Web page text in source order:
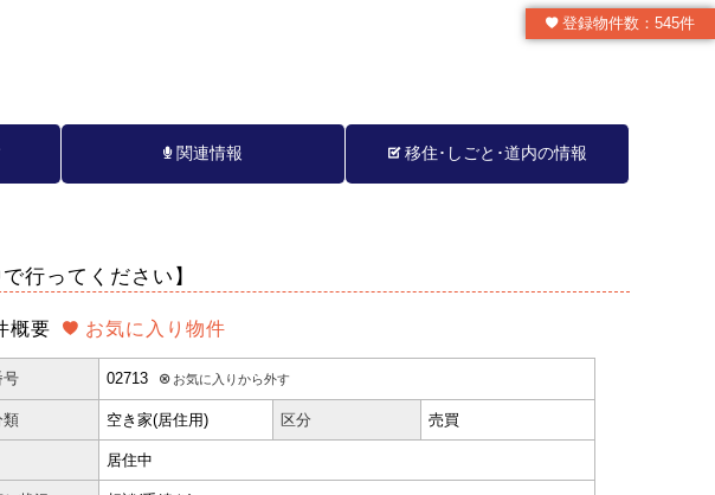
登録物件数：545件
関連情報 移住･しごと･道内の情報
行ってください】
概要 お気に入り物件
号 02713 お気に入りから外す
類 空き家(居住用) 区分 売買
居住中